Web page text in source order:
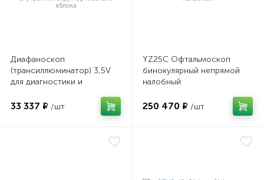
Диафаноскоп
(трансиллюминатор) 3,5V
для диагностики и
структур глазного яблока
33 337 ₽ /шт
YZ25C Офтальмоскоп
бинокулярный непрямой
налобный
250 470 ₽ /шт